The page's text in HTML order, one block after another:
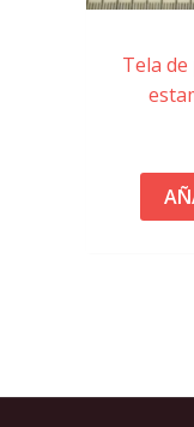
Tela